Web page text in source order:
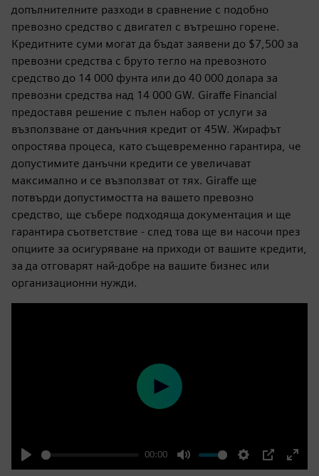
допълнителните разходи в сравнение с подобно
превозно средство с двигател с вътрешно горене.
Кредитните суми могат да бъдат заявени до $7,500 за
превозни средства с бруто тегло на превозното
средство до 14 000 фунта или до 40 000 долара за
превозни средства над 14 000 GW. Giraffe Financial
предоставя решение с пълен набор от услуги за
възползване от данъчния кредит от 45W. Жирафът
опростява процеса, като същевременно гарантира, че
допустимите данъчни кредити се увеличават
максимално и се възползват от тях. Giraffe ще
потвърди допустимостта на вашето превозно
средство, ще събере подходяща документация и ще
гарантира съответствие - след това ще ви насочи през
опциите за осигуряване на приходи от вашите кредити,
за да отговарят най-добре на вашите бизнес или
организационни нужди.
Play
00:00
Mute Settings
PIP Enter
Play